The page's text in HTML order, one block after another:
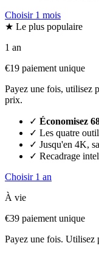
Choisir 1 mois
★ Le plus populaire
1 an
€19 paiement unique
Payez une fois, utilisez
prix.
✓ Économisez
✓ Les quatre
✓ Jusqu'en 4K,
✓ Recadrage
Choisir 1 an
À vie
€39 paiement unique
Payez une fois. Utilisez